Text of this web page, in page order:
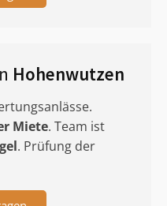
Hohenwutzen
Miete. Team ist
. Prüfung der